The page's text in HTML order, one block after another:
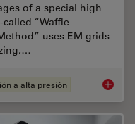
of a special high
“Waffle
uses EM grids
a alta presión The